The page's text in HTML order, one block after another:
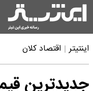
اینتیتر اقتصاد کلان